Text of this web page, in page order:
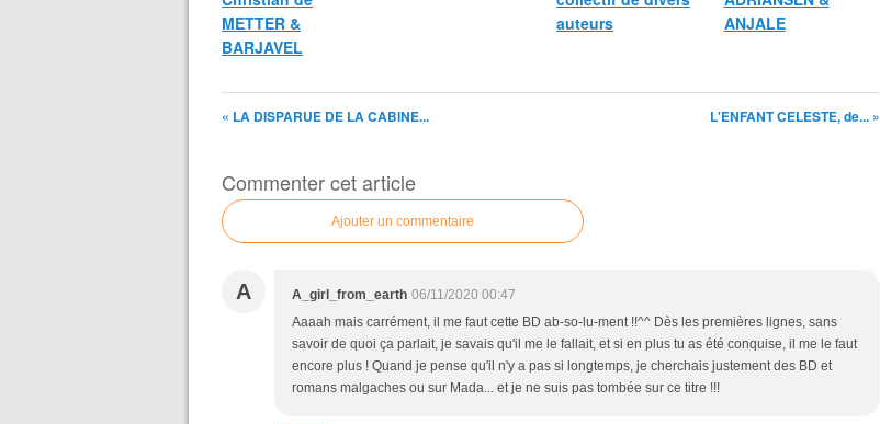
METTER &
BARJAVEL
auteurs
ANJALE
« LA DISPARUE DE LA CABINE... L'ENFANT CELESTE, de... »
Commenter cet article
Ajouter un commentaire
A A_girl_from_earth 06/11/2020 00:47
Aaaah mais carrément, il me faut cette BD ab-so-lu-ment !!^^ Dès les premières lignes, sans
savoir de quoi ça parlait, je savais qu'il me le fallait, et si en plus tu as été conquise, il me le faut
encore plus ! Quand je pense qu'il n'y a pas si longtemps, je cherchais justement des BD et
romans malgaches ou sur Mada... et je ne suis pas tombée sur ce titre !!!